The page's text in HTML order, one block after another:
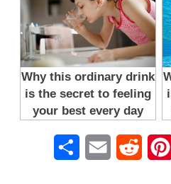
Pinterest
Reddit
Email